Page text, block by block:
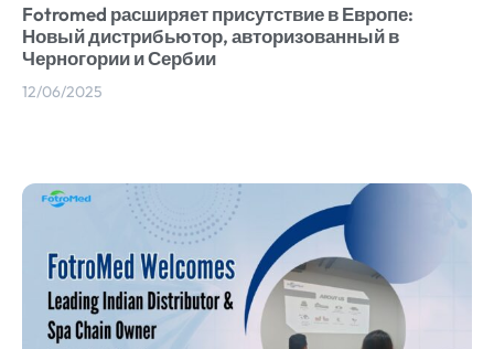
Fotromed расширяет присутствие в Европе:
Новый дистрибьютор, авторизованный в
Черногории и Сербии
12/06/2025